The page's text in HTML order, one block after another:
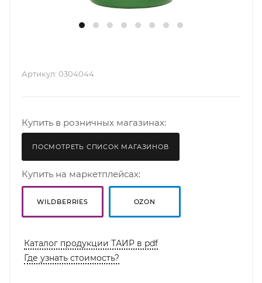
Артикул: 0304044
Купить в розничных магазинах:
ПОСМОТРЕТЬ СПИСОК МАГАЗИНОВ
Купить на маркетплейсах:
WILDBERRIES OZON
Каталог продукции ТАИР в pdf
Где узнать стоимость?